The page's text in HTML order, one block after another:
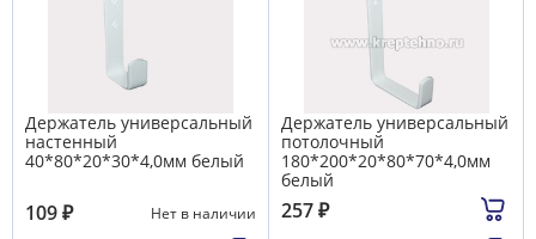
Держатель универсальный
настенный
40*80*20*30*4,0мм белый
109₽ Нет в наличии
Держатель универсальный
потолочный
180*200*20*80*70*4,0мм
белый
257₽